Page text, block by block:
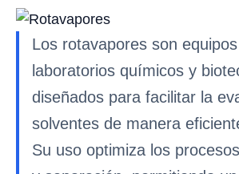
Los rotavapores son
laboratorios químicos y
diseñados para facilitar la
solventes de manera
Su uso optimiza los